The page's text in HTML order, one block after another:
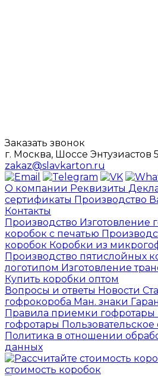
Заказать звонок
г. Москва, Шоссе Энтузиастов
zakaz@slavkarton.ru
О компании Реквизиты
сертификаты Производство
Контакты
Производство Изготовление
коробок с печатью
коробок Коробки из
Производство пятислойных
логотипом Изготовление
Купить коробки оптом
Вопросы и ответы Новости
гофрокороба Ман. знаки
Правила приемки гофротары
гофротары
Политика в отношении
данных
стоимость коробок